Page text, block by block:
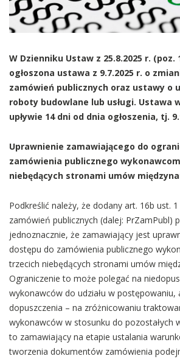
W Dzienniku Ustaw z 25.8.2025 r. (poz.
ogłoszona ustawa z 9.7.2025 r. o
zamówień publicznych oraz ustawy o
roboty budowlane lub usługi. Ustawa
upływie 14 dni od dnia ogłoszenia, tj.
Uprawnienie zamawiającego do
zamówienia publicznego
niebędących stronami umów
Podkreślić należy, że dodany art. 16b ust.
zamówień publicznych (dalej: PrZamPubl)
jednoznacznie, że zamawiający jest
dostępu do zamówienia publicznego
trzecich niebędących stronami umów
Ograniczenie to może polegać na
wykonawców do udziału w postępowaniu,
dopuszczenia – na zróżnicowaniu
wykonawców w stosunku do pozostałych
to zamawiający na etapie ustalania
tworzenia dokumentów zamówienia